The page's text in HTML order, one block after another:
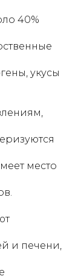
40%
укусы
место
и печени,